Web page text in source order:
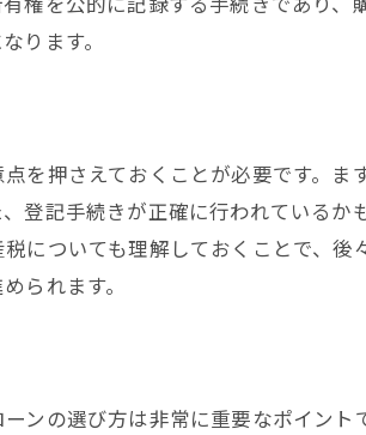
ります。
を押さえておくことが必要です。
登記手続きが正確に行われているか
についても理解しておくことで、
られます。
ンの選び方は非常に重要なポイン